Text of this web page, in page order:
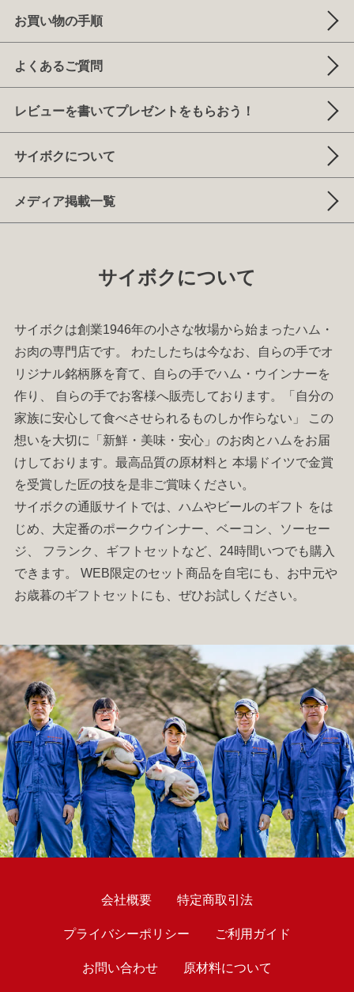
お買い物の手順
よくあるご質問
レビューを書いてプレゼントをもらおう！
サイボクについて
メディア掲載一覧
サイボクについて
サイボクは創業1946年の小さな牧場から始まったハム ・
お肉の専門店です。 わたしたちは今なお、自らの手でオ
リジナル銘柄豚を育て、自らの手でハム ・ ウインナーを
作り、 自らの手でお客様へ販売しております。「自分の
家族に安心して食べさせられるものしか作らない」 この
想いを大切に「新鮮・美味・安心」のお肉とハム をお届
けしております。最高品質の原材料と 本場ドイツで金賞
を受賞した匠の技を是非ご賞味ください。
サイボクの通販サイトでは、 ハムやビールのギフト をは
じめ、大定番のポークウインナー ベーコン
ソーセー
ジ
フランク ギフトセット など、24時間いつでも購入
できます。 WEB限定のセット商品を自宅にも、お中元や
お歳暮のギフトセット にも、ぜひお試しください。
会社概要 特定商取引法
プライバシーポリシー ご利用ガイド
お問い合わせ 原材料について